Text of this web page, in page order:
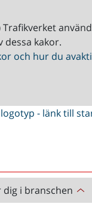
Trafikverket
dessa kakor.
och hur du
dig i branschen